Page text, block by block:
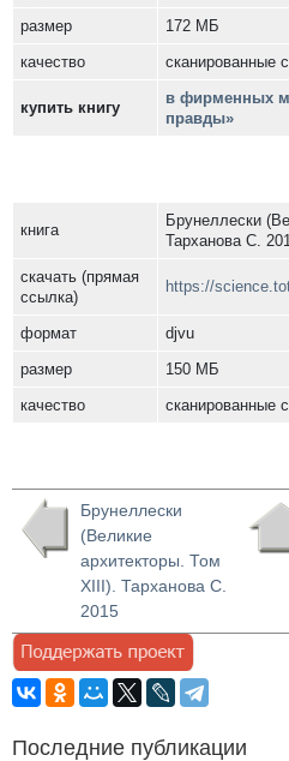
размер
172 МБ
качество
сканированные
купить книгу
в фирменных
правды»
книга
Брунеллески
Тарханова С.
скачать (прямая
ссылка)
https://
формат
djvu
размер
150 МБ
качество
сканированные
Брунеллески
(Великие
архитекторы. Том
XIII). Тарханова С.
2015
Последние публикации